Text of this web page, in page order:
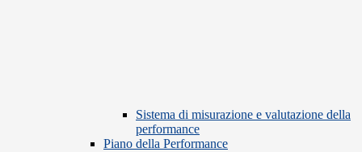
Sistema di misurazione e valutazione della
performance
Piano della Performance